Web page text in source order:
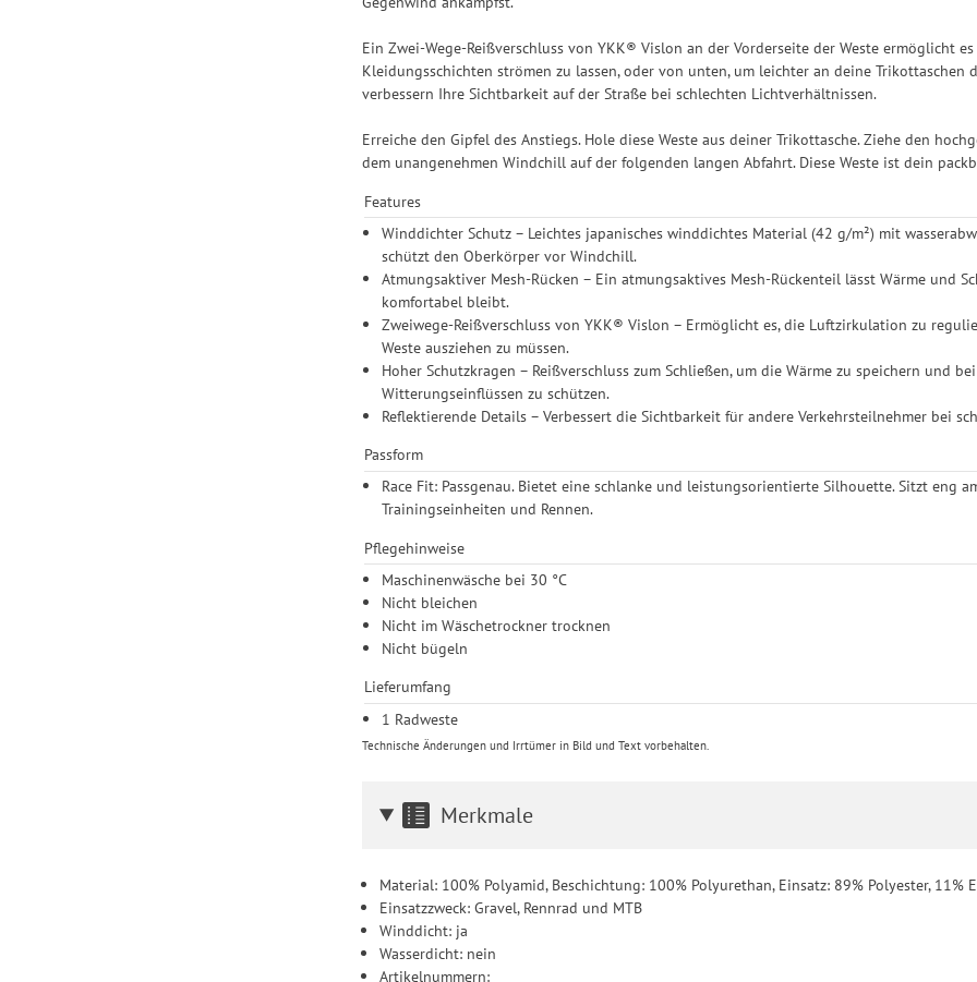
Ein Zwei-Wege-Reißverschluss von YKK® Vislon an der Vorderseite der Weste ermöglicht
Kleidungsschichten strömen zu lassen, oder von unten, um leichter an deine Trikottaschen
verbessern Ihre Sichtbarkeit auf der Straße bei schlechten Lichtverhältnissen.
Erreiche den Gipfel des Anstiegs. Hole diese Weste aus deiner Trikottasche. Ziehe den
dem unangenehmen Windchill auf der folgenden langen Abfahrt. Diese Weste ist dein
Features
Winddichter Schutz – Leichtes japanisches winddichtes Material (42 g/m²) mit
schützt den Oberkörper vor Windchill.
Atmungsaktiver Mesh-Rücken – Ein atmungsaktives Mesh-Rückenteil lässt Wärme und
komfortabel bleibt.
Zweiwege-Reißverschluss von YKK® Vislon – Ermöglicht es, die Luftzirkulation zu
Weste ausziehen zu müssen.
Hoher Schutzkragen – Reißverschluss zum Schließen, um die Wärme zu speichern und
Witterungseinflüssen zu schützen.
Reflektierende Details – Verbessert die Sichtbarkeit für andere Verkehrsteilnehmer bei
Passform
Race Fit: Passgenau. Bietet eine schlanke und leistungsorientierte Silhouette. Sitzt eng
Trainingseinheiten und Rennen.
Pflegehinweise
Maschinenwäsche bei 30 °C
Nicht bleichen
Nicht im Wäschetrockner trocknen
Nicht bügeln
Lieferumfang
1 Radweste
Technische Änderungen und Irrtümer in Bild und Text vorbehalten.
Merkmale
Material: 100% Polyamid, Beschichtung: 100% Polyurethan, Einsatz: 89% Polyester, 11%
Einsatzzweck: Gravel, Rennrad und MTB
Winddicht: ja
Wasserdicht: nein
Artikelnummern: